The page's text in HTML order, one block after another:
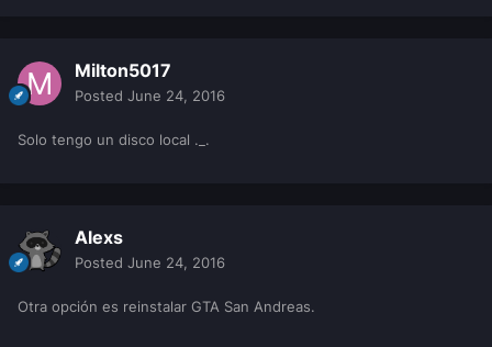
Milton5017
Posted June 24, 2016
Solo tengo un disco local ._.
Alexs
Posted June 24, 2016
Otra opción es reinstalar GTA San Andreas.